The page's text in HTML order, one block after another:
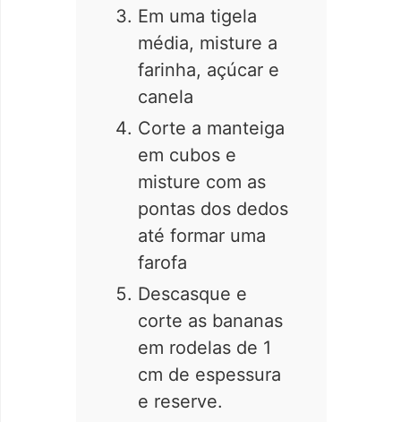
Em uma tigela
média, misture a
farinha, açúcar e
canela
Corte a manteiga
em cubos e
misture com as
pontas dos dedos
até formar uma
farofa
Descasque e
corte as bananas
em rodelas de 1
cm de espessura
e reserve.